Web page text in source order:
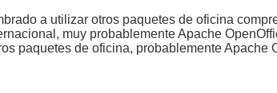
a utilizar otros paquetes de oficina
muy probablemente Apache
paquetes de oficina, probablemente Apache